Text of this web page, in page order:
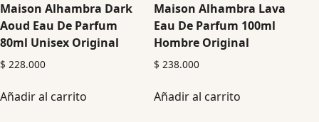
Maison Alhambra Dark
Aoud Eau De Parfum
80ml Unisex Original
$ 228.000
Añadir al carrito
Maison Alhambra Lava
Eau De Parfum 100ml
Hombre Original
$ 238.000
Añadir al carrito